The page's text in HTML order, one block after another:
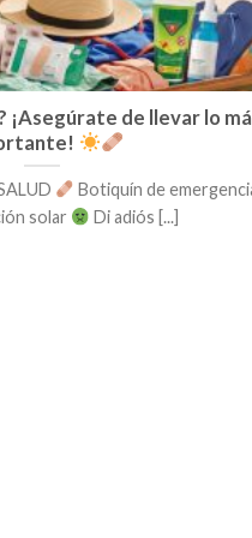
¡Asegúrate de llevar lo
Botiquín de
solar
Di adiós [...]